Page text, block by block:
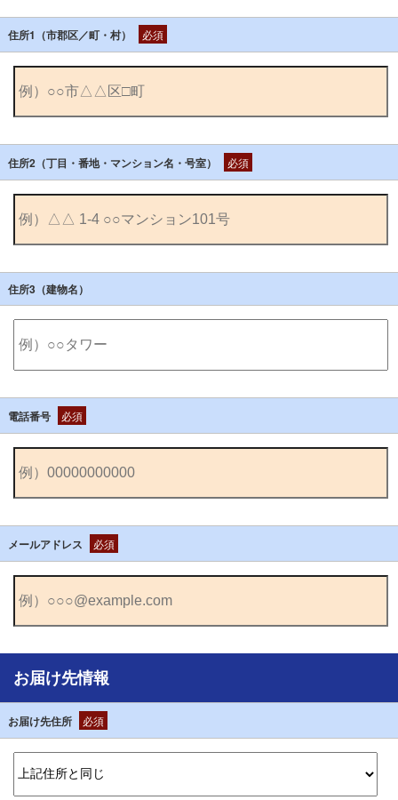
住所1（市郡区／町・村） 必須
住所2（丁目・番地・マンション名・号室） 必須
住所3（建物名）
電話番号 必須
メールアドレス 必須
お届け先情報
お届け先住所 必須